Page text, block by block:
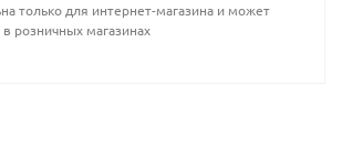
только для интернет-магазина и может
розничных магазинах